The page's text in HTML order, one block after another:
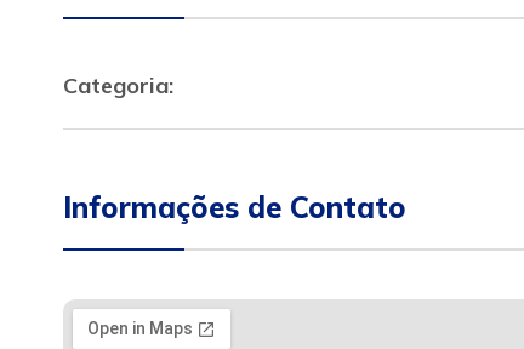
Categoria:
Informações de Contato